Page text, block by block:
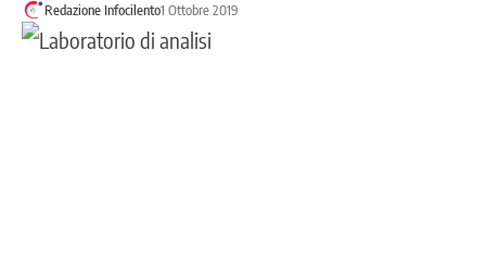
Redazione Infocilento1 Ottobre 2019